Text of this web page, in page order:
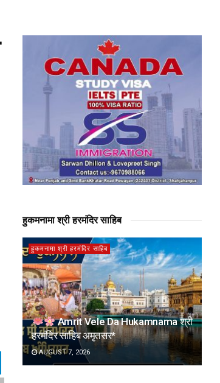
हुकमनामा श्री हरमंदिर साहिब
हुकमनामा श्री हरमंदिर साहिब
Amrit Vele Da Hukamnama श्री
हरमंदिर साहिब अमृतसर*
AUGUST 7, 2026